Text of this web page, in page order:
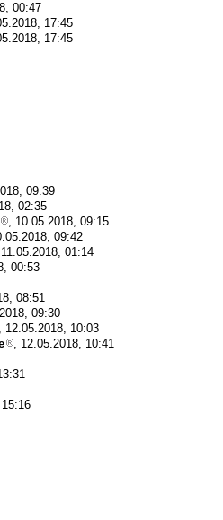
00:47
17:45
17:45
09:39
02:35
, 10.05.2018, 09:15
09:42
01:14
00:53
08:51
09:30
, 12.05.2018, 10:03
, 12.05.2018, 10:41